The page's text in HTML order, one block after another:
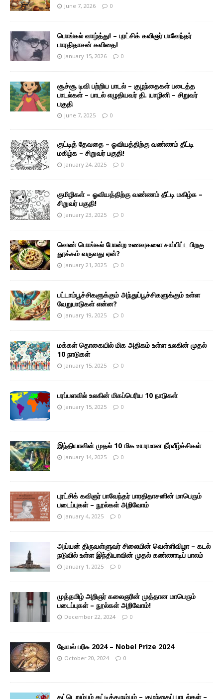
June 7, 2026 0
பொங்கல் வாழ்த்து! – புரட்சிக் கவிஞர் பாவேந்தர்
பாரதிதாசன் கவிதை!
January 15, 2026 0
சூச்சூ டிவி பற்றிய பாடல் – குழந்தைகள் படைத்த
பாடல்கள் – பாடல் எழுதியவர் தி. யாழினி – சிறுவர்
பகுதி
June 7, 2025 0
குட்டித் தேவதை – ஓவியத்திற்கு வண்ணம் தீட்டி
மகிழ்க – சிறுவர் பகுதி!
January 24, 2025 0
குமிழிகள் – ஓவியத்திற்கு வண்ணம் தீட்டி மகிழ்க –
சிறுவர் பகுதி!
January 23, 2025 0
வெண் பொங்கல் போன்ற உணவுகளை சாப்பிட்ட பிறகு
தூக்கம் வருவது ஏன்?
January 21, 2025 0
பட்டாம்பூச்சிகளுக்கும் அந்துப்பூச்சிகளுக்கும் உள்ள
வேறுபாடுகள் என்ன?
January 19, 2025 0
மக்கள் தொகையில் மிக அதிகம் உள்ள உலகின் முதல்
10 நாடுகள்
January 15, 2025 0
பரப்பளவில் உலகின் மிகப்பெரிய 10 நாடுகள்
January 15, 2025 0
இந்தியாவின் முதல் 10 மிக உயரமான நீர்வீழ்ச்சிகள்
January 14, 2025 0
புரட்சிக் கவிஞர் பாவேந்தர் பாரதிதாசனின் மாபெரும்
படைப்புகள் – நூல்கள் அறிவோம்
January 4, 2025 0
அய்யன் திருவள்ளுவர் சிலையின் வெள்ளிவிழா – கடல்
நடுவில் உள்ள இந்தியாவின் முதல் கண்ணாடிப் பாலம்
January 1, 2025 0
முத்தமிழ் அறிஞர் கலைஞரின் முத்தான மாபெரும்
படைப்புகள் – நூல்கள் அறிவோம்!
December 22, 2024 0
நோபல் பரிசு 2024 – Nobel Prize 2024
October 20, 2024 0
கட்டெறும்பும் கட்டிக்கரும்பும் – குழந்தைப் பாடல்கள் –